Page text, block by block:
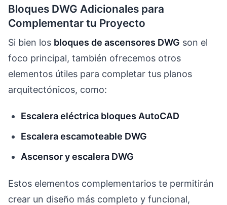
Bloques DWG Adicionales para
Complementar tu Proyecto
Si bien los bloques de ascensores DWG son el
foco principal, también ofrecemos otros
elementos útiles para completar tus planos
arquitectónicos, como:
Escalera eléctrica bloques AutoCAD
Escalera escamoteable DWG
Ascensor y escalera DWG
Estos elementos complementarios te permitirán
crear un diseño más completo y funcional,